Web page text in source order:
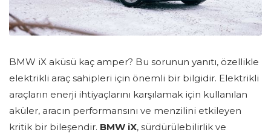
BMW iX aküsü kaç amper? Bu sorunun yanıtı, özellikle
elektrikli araç sahipleri için önemli bir bilgidir. Elektrikli
araçların enerji ihtiyaçlarını karşılamak için kullanılan
aküler, aracın performansını ve menzilini etkileyen
kritik bir bileşendir. BMW iX, sürdürülebilirlik ve